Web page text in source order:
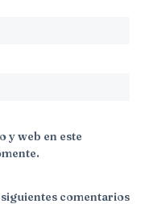
y web en este
comentarios